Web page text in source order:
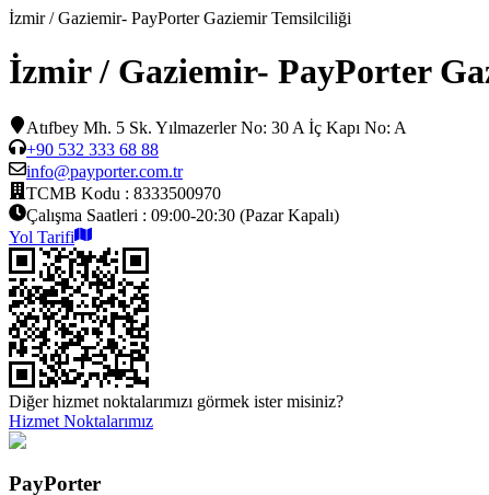
İzmir / Gaziemir- PayPorter Gaziemir Temsilciliği
İzmir / Gaziemir- PayPorter
Atıfbey Mh. 5 Sk. Yılmazerler No: 30 A İç Kapı No: A
+90 532 333 68 88
info@payporter.com.tr
TCMB Kodu : 8333500970
Çalışma Saatleri : 09:00-20:30 (Pazar Kapalı)
Yol Tarifi
Diğer hizmet noktalarımızı görmek ister misiniz?
Hizmet Noktalarımız
PayPorter